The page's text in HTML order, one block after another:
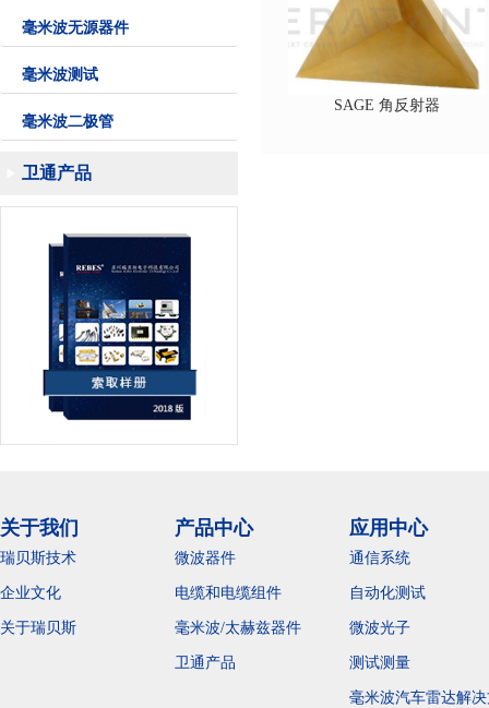
毫米波无源器件
毫米波测试
毫米波二极管
卫通产品
SAGE 角反射器
关于我们
瑞贝斯技术
企业文化
关于瑞贝斯
产品中心
微波器件
电缆和电缆组件
毫米波/太赫兹器件
卫通产品
应用中心
通信系统
自动化测试
微波光子
测试测量
毫米波汽车雷达解